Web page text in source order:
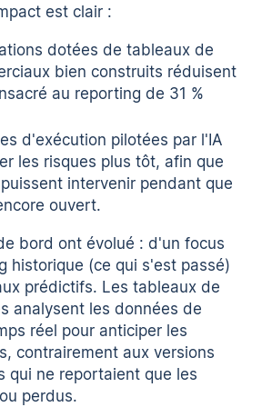
est clair :
dotées de tableaux de
bien construits réduisent
au reporting de 31 %
d'exécution pilotées par l'IA
les risques plus tôt, afin que
intervenir pendant que
ouvert.
bord ont évolué : d'un focus
historique (ce qui s'est passé)
prédictifs. Les tableaux de
analysent les données de
réel pour anticiper les
contrairement aux versions
qui ne reportaient que les
perdus.